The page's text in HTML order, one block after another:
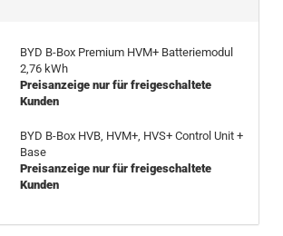
BYD B-Box Pre­mi­um HVM+ Bat­te­rie­mo­dul
2,76 kWh
Preisanzeige nur für freigeschaltete
Kunden
BYD B-Box HVB, HVM+, HVS+ Con­trol Unit +
Base
Preisanzeige nur für freigeschaltete
Kunden